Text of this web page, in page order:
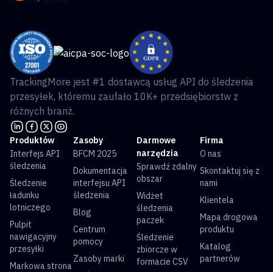
TrackingMore jest #1 dostawcą usług API do śledzenia
przesyłek, któremu zaufało 10K+ przedsiębiorstw z
różnych branż.
Produktów
Interfejs API
śledzenia
Śledzenie
ładunku
lotniczego
Pulpit
nawigacyjny
przesyłki
Markowa strona
Zasoby
BFCM 2025
Dokumentacja
interfejsu API
śledzenia
Blog
Centrum
pomocy
Zasoby marki
Darmowe
narzędzia
Sprawdź zdalny
obszar
Widżet
śledzenia
paczek
Śledzenie
zbiorcze w
formacie CSV
Firma
O nas
Skontaktuj się z
nami
Klientela
Mapa drogowa
produktu
Katalog
partnerów